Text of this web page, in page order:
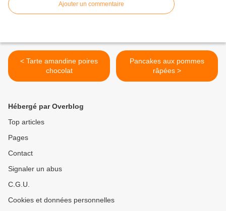
Ajouter un commentaire
< Tarte amandine poires
chocolat
Pancakes aux pommes
râpées >
Hébergé par Overblog
Top articles
Pages
Contact
Signaler un abus
C.G.U.
Cookies et données personnelles